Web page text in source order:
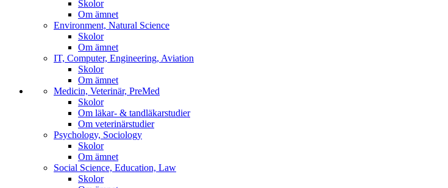
Skolor
Om ämnet
Environment, Natural Science
Skolor
Om ämnet
IT, Computer, Engineering, Aviation
Skolor
Om ämnet
Medicin, Veterinär, PreMed
Skolor
Om läkar- & tandläkarstudier
Om veterinärstudier
Psychology, Sociology
Skolor
Om ämnet
Social Science, Education, Law
Skolor